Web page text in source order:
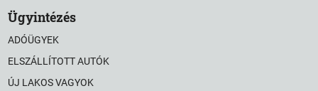
Ügyintézés
ADÓÜGYEK
ELSZÁLLÍTOTT AUTÓK
ÚJ LAKOS VAGYOK